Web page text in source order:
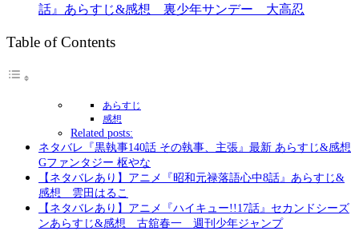
話』あらすじ&感想 裏少年サンデー 大高忍
Table of Contents
あらすじ
感想
Related posts:
ネタバレ『黒執事140話 その執事、主張』最新 あらすじ&感想
Gファンタジー 枢やな
【ネタバレあり】アニメ『昭和元禄落語心中8話』あらすじ&
感想 雲田はるこ
【ネタバレあり】アニメ『ハイキュー!!17話』セカンドシーズ
ンあらすじ&感想 古舘春一 週刊少年ジャンプ